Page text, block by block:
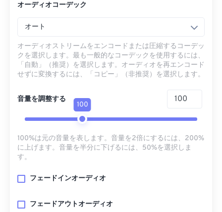
オーディオコーデック
オート
オーディオストリームをエンコードまたは圧縮するコーデッ
クを選択します。最も一般的なコーデックを使用するには、
「自動」（推奨）を選択します。オーディオを再エンコード
せずに変換するには、「コピー」（非推奨）を選択します。
音量を調整する
100
100%は元の音量を表します。音量を2倍にするには、200%
に上げます。音量を半分に下げるには、50%を選択しま
す。
フェードインオーディオ
フェードアウトオーディオ